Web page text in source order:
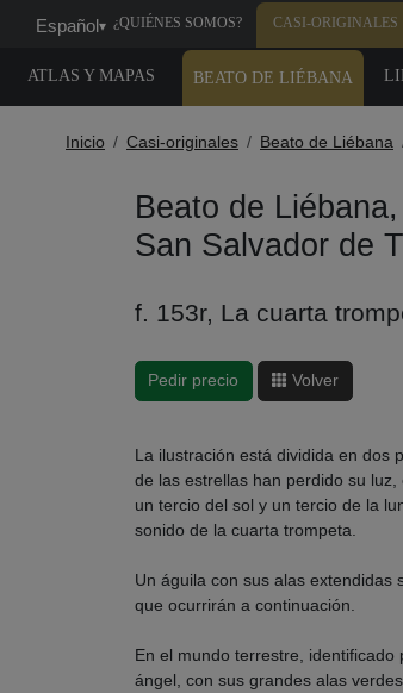
Español▾ ¿QUIÉNES SOMOS? CASI-ORIGINALES
ATLAS Y MAPAS BEATO DE LIÉBANA
Inicio Casi-originales Beato de Liébana
Beato de
San Salvador de
f. 153r, La cuarta
Pedir precio Volver
La ilustración está dividida en dos
de las estrellas han perdido su
un tercio del sol y un tercio de la
sonido de la cuarta trompeta.
Un águila con sus alas extendidas
que ocurrirán a continuación.
En el mundo terrestre,
ángel, con sus grandes alas